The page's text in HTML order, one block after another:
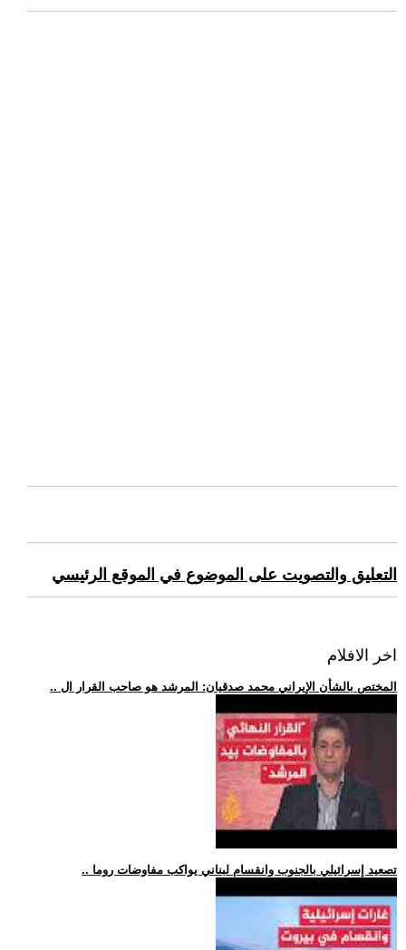
التعليق والتصويت على الموضوع في الموقع الرئيسي
اخر الافلام
.. المختص بالشأن الإيراني محمد صدقيان: المرشد هو صاحب القرار ال
.. تصعيد إسرائيلي بالجنوب وانقسام لبناني يواكب مفاوضات روما